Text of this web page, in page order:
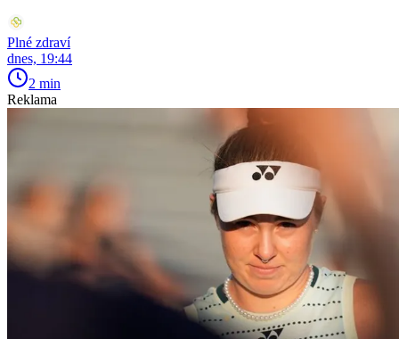
Plné zdraví
dnes, 19:44
2 min
Reklama